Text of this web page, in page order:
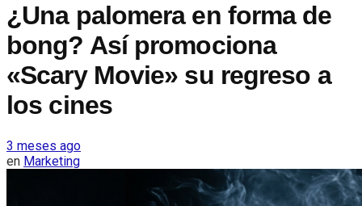
¿Una palomera en forma de
bong? Así promociona
«Scary Movie» su regreso a
los cines
3 meses ago
en Marketing